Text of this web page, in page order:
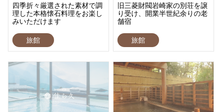
四季折々厳選された素材で調
理した本格懐石料理をお楽し
みいただけます
旅館
旧三菱財閥岩崎家の別荘を譲
り受け、開業半世紀余りの老
舗宿
旅館